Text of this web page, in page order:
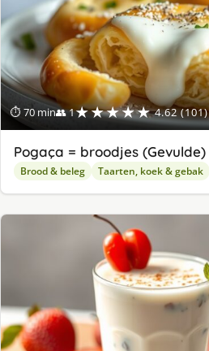
⏱ 70 min👥 1★★★★★ 4.62 (101)
Pogaça = broodjes (Gevulde)
Brood & beleg Taarten, koek & gebak